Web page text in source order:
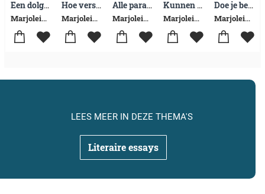
Een dolgelukkig Montessorivarken
Marjoleine de Vos
Hoe verschillig
Marjoleine de Vos
Alle paradijzen
Marjoleine de Vos
Kunnen we al buiten eten?
Marjoleine de Vos
Doe je best
Marjoleine de Vos
Literaire essays
LEES MEER IN DEZE THEMA'S